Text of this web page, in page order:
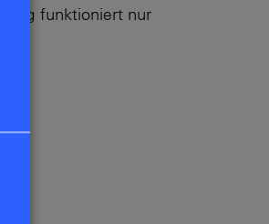
funktioniert nur